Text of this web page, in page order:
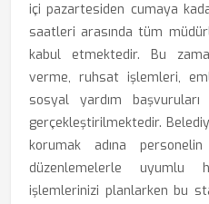
içi pazartesiden cumaya
saatleri arasında tüm
kabul etmektedir. Bu
verme, ruhsat işlemleri,
sosyal yardım
gerçekleştirilmektedir.
korumak adına
düzenlemelerle
işlemlerinizi planlarken bu